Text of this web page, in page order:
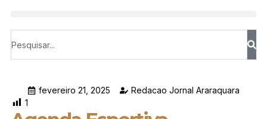
fevereiro 21, 2025
Redacao Jornal Araraquara
1